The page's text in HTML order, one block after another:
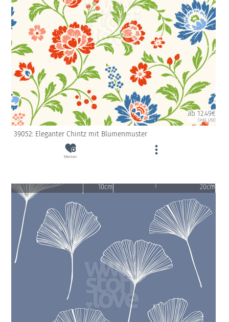
ab 12.49€
(inkl. USt)
39052: Eleganter Chintz mit Blumenmuster
Merken
10cm 20cm